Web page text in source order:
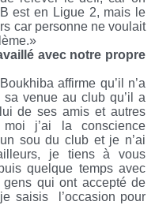
est en Ligue 2, mais le
car personne ne voulait
avec notre propre
affirme qu’il n’a
venue au club qu’il a
de ses amis et autres
j’ai la conscience
sou du club et je n’ai
je tiens à vous
quelque temps avec
gens qui ont accepté de
saisis
l’occasion pour